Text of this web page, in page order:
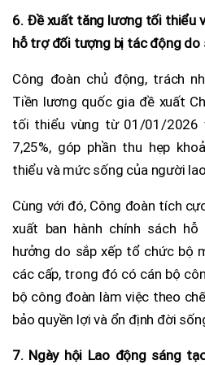
6. Đề xuất tăng lương tối thiểu
hỗ trợ đối tượng bị tác động do
Công đoàn chủ động, trách
Tiền lương quốc gia đề xuất
tối thiểu vùng từ 01/01/2026
7,25%, góp phần thu hẹp
thiểu và mức sống của người
Cùng với đó, Công đoàn tích
xuất ban hành chính sách
hưởng do sắp xếp tổ chức bộ
các cấp, trong đó có cán bộ
bộ công đoàn làm việc theo
bảo quyền lợi và ổn định đời
7. Ngày hội Lao động sáng